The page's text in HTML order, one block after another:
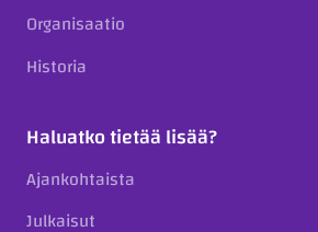
Organisaatio
Historia
Haluatko tietää lisää?
Ajankohtaista
Julkaisut